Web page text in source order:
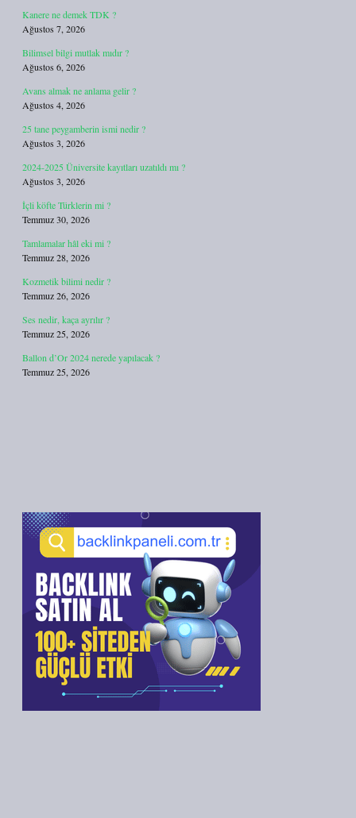
Kanere ne demek TDK ?
Ağustos 7, 2026
Bilimsel bilgi mutlak mıdır ?
Ağustos 6, 2026
Avans almak ne anlama gelir ?
Ağustos 4, 2026
25 tane peygamberin ismi nedir ?
Ağustos 3, 2026
2024-2025 Üniversite kayıtları uzatıldı mı ?
Ağustos 3, 2026
İçli köfte Türklerin mi ?
Temmuz 30, 2026
Tamlamalar hâl eki mi ?
Temmuz 28, 2026
Kozmetik bilimi nedir ?
Temmuz 26, 2026
Ses nedir, kaça ayrılır ?
Temmuz 25, 2026
Ballon d’Or 2024 nerede yapılacak ?
Temmuz 25, 2026